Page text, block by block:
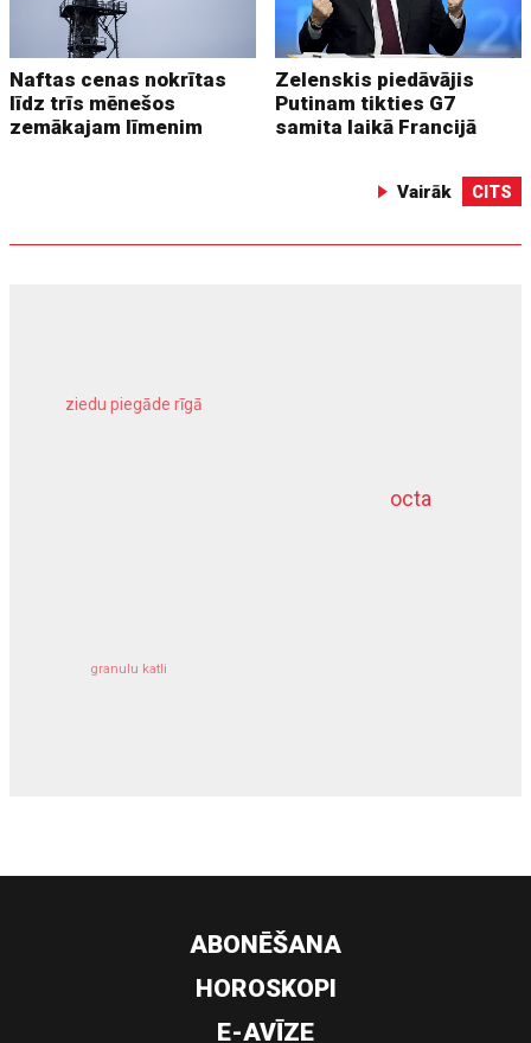
Naftas cenas nokrītas
līdz trīs mēnešos
zemākajam līmenim
Zelenskis piedāvājis
Putinam tikties G7
samita laikā Francijā
Vairāk CITS
octa
ziedu piegāde rīgā
granulu katli
dziļurbums
ABONĒŠANA
HOROSKOPI
E-AVĪZE